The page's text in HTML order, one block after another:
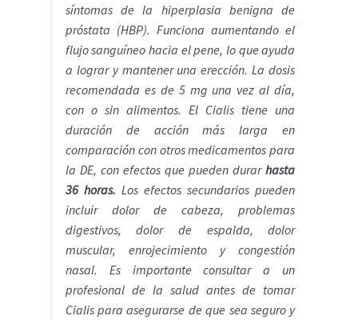
Sobre nosotros
síntomas de la hiperplasia benigna de
próstata (HBP). Funciona aumentando el
flujo sanguíneo hacia el pene, lo que ayuda
a lograr y mantener una erección. La dosis
recomendada es de 5 mg una vez al día,
con o sin alimentos. El Cialis tiene una
duración de acción más larga en
comparación con otros medicamentos para
la DE, con efectos que pueden durarhasta
36 horas. Los efectos secundarios pueden
incluir dolor de cabeza, problemas
digestivos, dolor de espalda, dolor
muscular, enrojecimiento y congestión
nasal. Es importante consultar a un
profesional de la salud antes de tomar
Cialis para asegurarse de que sea seguro y